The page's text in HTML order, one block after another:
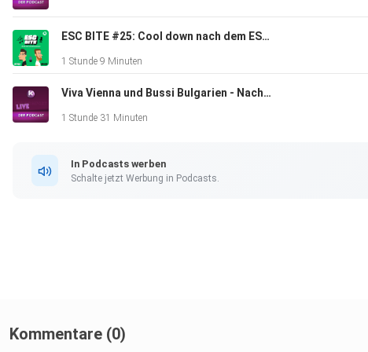
ESC BITE #25: Cool down nach dem ESC 2026 in Wien (Mit Max und Laureen)
1 Stunde 9 Minuten
Viva Vienna und Bussi Bulgarien - Nach dem Eurovision Song Contest 2026 ist vor dem ESC 2027
1 Stunde 31 Minuten
In Podcasts werben
Schalte jetzt Werbung in Podcasts.
Kommentare (0)